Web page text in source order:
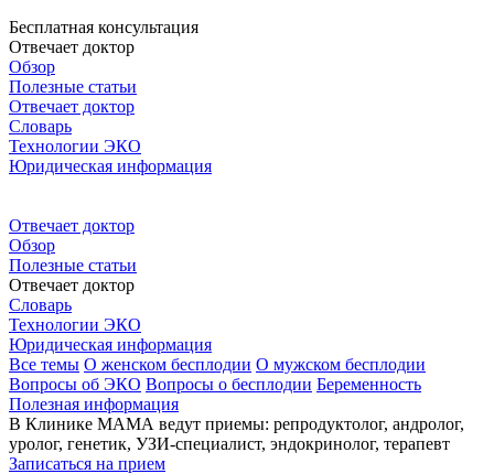
Бесплатная консультация
Отвечает доктор
Обзор
Полезные статьи
Отвечает доктор
Словарь
Технологии ЭКО
Юридическая информация
Отвечает доктор
Обзор
Полезные статьи
Отвечает доктор
Словарь
Технологии ЭКО
Юридическая информация
Все темы О женском бесплодии О мужском бесплодии
Вопросы об ЭКО Вопросы о бесплодии Беременность
Полезная информация
В Клинике МАМА ведут приемы: репродуктолог, андролог,
уролог, генетик, УЗИ-специалист, эндокринолог, терапевт
Записаться на прием